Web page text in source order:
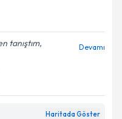
tanıştım,
Devamı
Haritada Göster